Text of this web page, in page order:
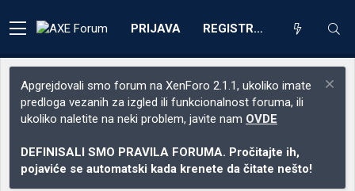
PRIJAVA REGISTRACIJA
Apgrejdovali smo forum na XenForo 2.1.1, ukoliko imate
predloga vezanih za izgled ili funkcionalnost foruma, ili
ukoliko naletite na neki problem, javite nam OVDE
DEFINISALI SMO PRAVILA FORUMA. Pročitajte ih,
pojaviće se automatski kada krenete da čitate nešto!